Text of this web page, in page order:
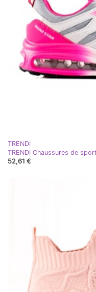
TRENDI
TRENDI Chaussures de
52,61 €